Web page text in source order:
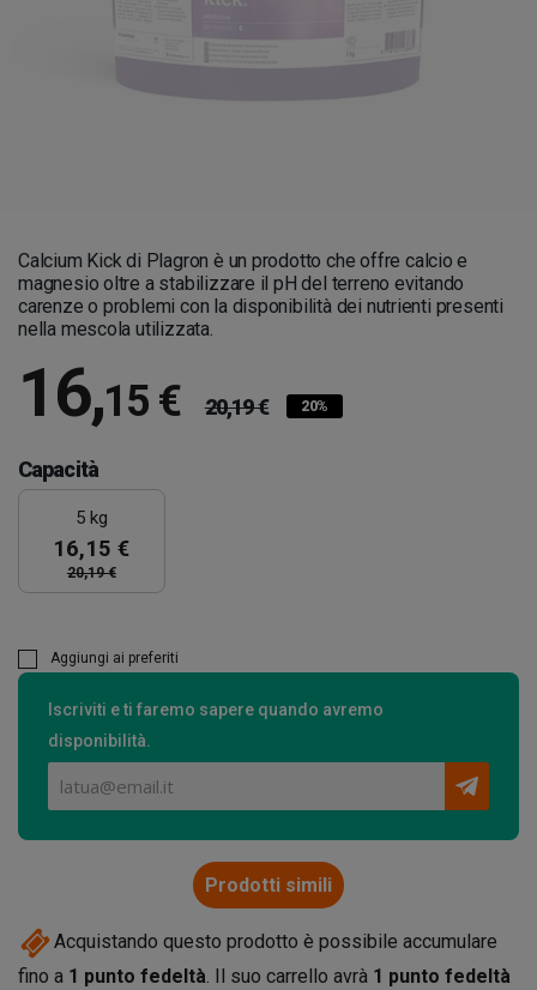
Calcium Kick di Plagron è un prodotto che offre calcio e
magnesio oltre a stabilizzare il pH del terreno evitando
carenze o problemi con la disponibilità dei nutrienti presenti
nella mescola utilizzata.
16,15 € 20,19 € 20%
Capacità
5 kg
16,15 €
20,19 €
Aggiungi ai preferiti
Iscriviti e ti faremo sapere quando avremo
disponibilità.
Prodotti simili
Acquistando questo prodotto è possibile accumulare
fino a 1 punto fedeltà. Il suo carrello avrà 1 punto fedeltà